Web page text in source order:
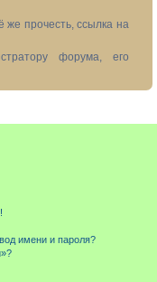
же прочесть, ссылка на
форума, его
имени и пароля?